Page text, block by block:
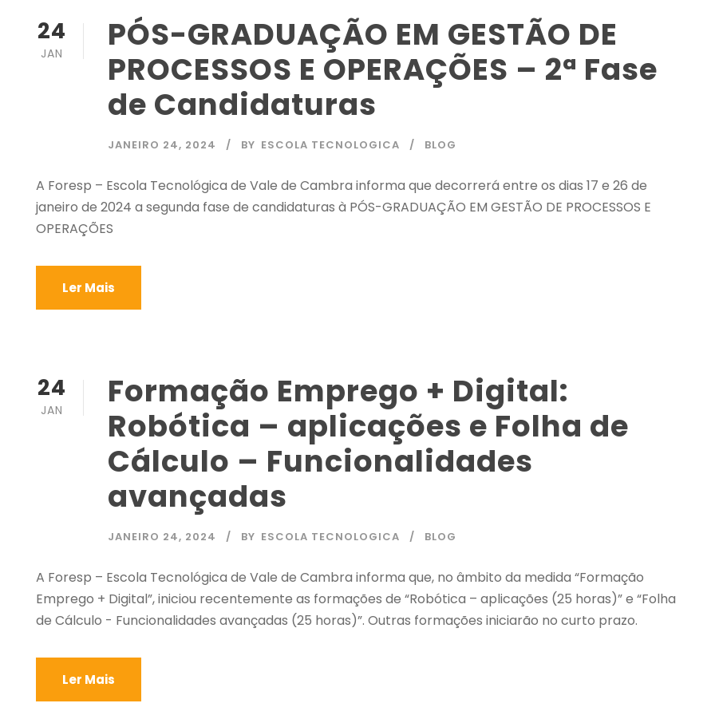
24
JAN
PÓS-GRADUAÇÃO EM GESTÃO DE
PROCESSOS E OPERAÇÕES – 2ª Fase
de Candidaturas
JANEIRO 24, 2024 BY ESCOLA TECNOLOGICA BLOG
A Foresp – Escola Tecnológica de Vale de Cambra informa que decorrerá entre os dias 17 e 26 de
janeiro de 2024 a segunda fase de candidaturas à PÓS-GRADUAÇÃO EM GESTÃO DE PROCESSOS E
OPERAÇÕES
Ler Mais
24
JAN
Formação Emprego + Digital:
Robótica – aplicações e Folha de
Cálculo – Funcionalidades
avançadas
JANEIRO 24, 2024 BY ESCOLA TECNOLOGICA BLOG
A Foresp – Escola Tecnológica de Vale de Cambra informa que, no âmbito da medida “Formação
Emprego + Digital”, iniciou recentemente as formações de “Robótica – aplicações (25 horas)” e “Folha
de Cálculo - Funcionalidades avançadas (25 horas)”. Outras formações iniciarão no curto prazo.
Ler Mais